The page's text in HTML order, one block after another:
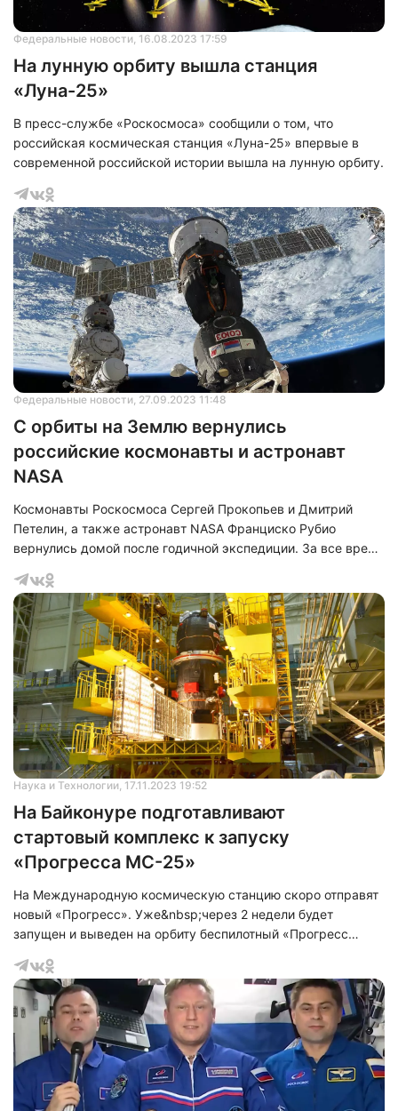
Федеральные новости, 16.08.2023 17:59
На лунную орбиту вышла станция
«Луна-25»
В пресс-службе «Роскосмоса» сообщили о том, что
российская космическая станция «Луна-25» впервые в
современной российской истории вышла на лунную орбиту.
Федеральные новости, 27.09.2023 11:48
С орбиты на Землю вернулись
российские космонавты и астронавт
NASA
Космонавты Роскосмоса Сергей Прокопьев и Дмитрий
Петелин, а также астронавт NASA Франциско Рубио
вернулись домой после годичной экспедиции. За все время
была самая длительная&nbsp;экспедиция.
Наука и Технологии, 17.11.2023 19:52
На Байконуре подготавливают
стартовый комплекс к запуску
«Прогресса МС-25»
На Международную космическую станцию скоро отправят
новый «Прогресс». Уже&nbsp;через 2 недели будет
запущен и выведен на орбиту беспилотный «Прогресс
Нажимая на кнопку "Отправить" вы